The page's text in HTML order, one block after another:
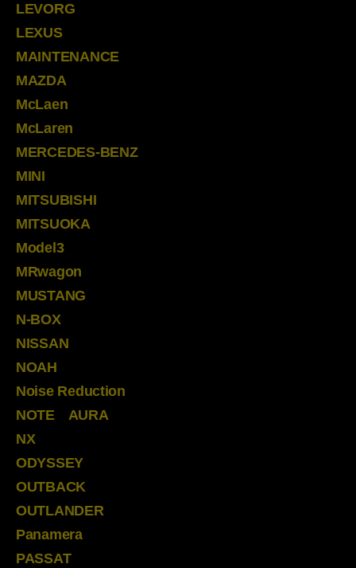
LEVORG
LEXUS
MAINTENANCE
MAZDA
McLaen
McLaren
MERCEDES-BENZ
MINI
MITSUBISHI
MITSUOKA
Model3
MRwagon
MUSTANG
N-BOX
NISSAN
NOAH
Noise Reduction
NOTE AURA
NX
ODYSSEY
OUTBACK
OUTLANDER
Panamera
PASSAT